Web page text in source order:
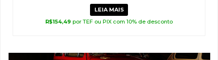
LEIA MAIS
R$154,49 por TEF ou PIX com 10% de desconto